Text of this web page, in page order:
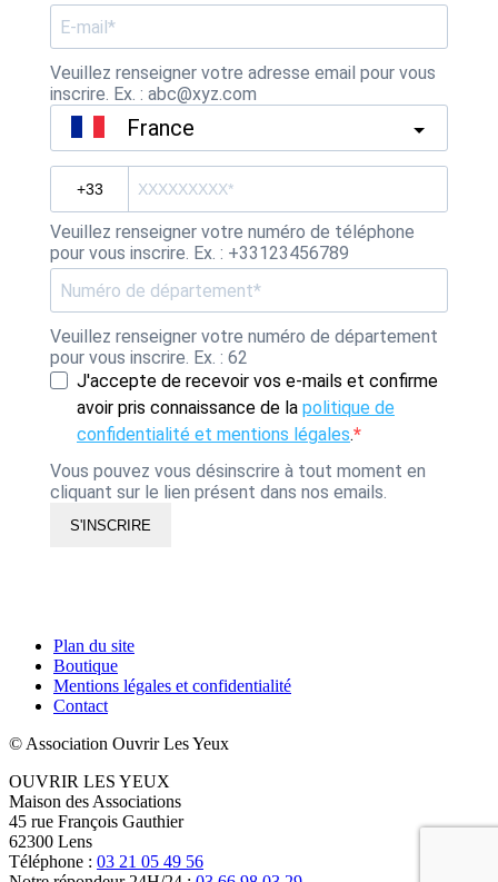
Veuillez renseigner votre adresse email pour vous
inscrire. Ex. : abc@xyz.com
France
Veuillez renseigner votre numéro de téléphone
pour vous inscrire. Ex. : +33123456789
Veuillez renseigner votre numéro de département
pour vous inscrire. Ex. : 62
J'accepte de recevoir vos e-mails et confirme
avoir pris connaissance de la politique de
confidentialité et mentions légales.
Vous pouvez vous désinscrire à tout moment en
cliquant sur le lien présent dans nos emails.
S'INSCRIRE
Plan du site
Boutique
Mentions légales et confidentialité
Contact
© Association Ouvrir Les Yeux
OUVRIR LES YEUX
Maison des Associations
45 rue François Gauthier
62300 Lens
Téléphone : 03 21 05 49 56